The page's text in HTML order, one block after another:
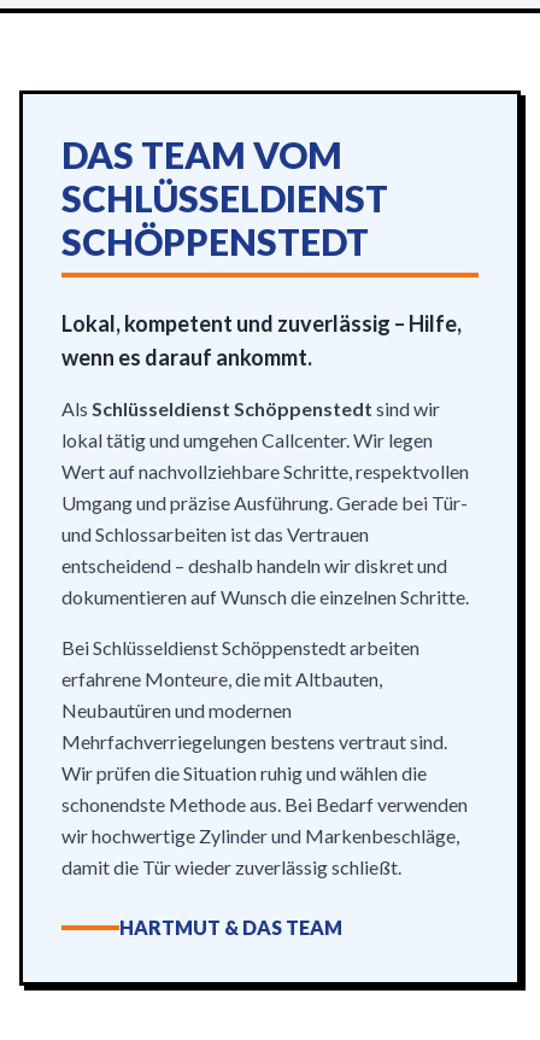
DAS TEAM VOM
SCHLÜSSELDIENST
SCHÖPPENSTEDT
Lokal, kompetent und zuverlässig – Hilfe,
wenn es darauf ankommt.
Als Schlüsseldienst Schöppenstedt sind wir
lokal tätig und umgehen Callcenter. Wir legen
Wert auf nachvollziehbare Schritte, respektvollen
Umgang und präzise Ausführung. Gerade bei Tür-
und Schlossarbeiten ist das Vertrauen
entscheidend – deshalb handeln wir diskret und
dokumentieren auf Wunsch die einzelnen Schritte.
Bei Schlüsseldienst Schöppenstedt arbeiten
erfahrene Monteure, die mit Altbauten,
Neubautüren und modernen
Mehrfachverriegelungen bestens vertraut sind.
Wir prüfen die Situation ruhig und wählen die
schonendste Methode aus. Bei Bedarf verwenden
wir hochwertige Zylinder und Markenbeschläge,
damit die Tür wieder zuverlässig schließt.
HARTMUT & DAS TEAM